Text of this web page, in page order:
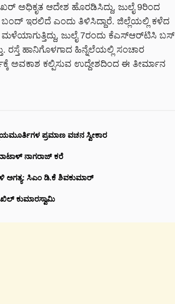
ಅಧಿಕೃತ ಆದೇಶ ಹೊರಡಿಸಿದ್ದು, ಜುಲೈ 9ರಿಂದ
ಬಂದ್ ಇರಲಿದೆ ಎಂದು ತಿಳಿಸಿದ್ದಾರೆ. ಜಿಲ್ಲೆಯಲ್ಲಿ ಕಳೆದ
ಜುಲೈ 7ರಂದು ಕೆಎಸ್‌ಆರ್‌ಟಿಸಿ ಬಸ್
ರಸ್ತೆ ಹಾನಿಗೊಳಗಾದ ಹಿನ್ನೆಲೆಯಲ್ಲಿ ಸಂಚಾರ
ಅವಕಾಶ ಕಲ್ಪಿಸುವ ಉದ್ದೇಶದಿಂದ ಈ ತೀರ್ಮಾನ
ಪ್ರಮಾಣ ವಚನ ಸ್ವೀಕಾರ
ನಾಗರಾಜ್ ಕರೆ
ಅಗತ್ಯ: ಸಿಎಂ ಡಿ.ಕೆ ಶಿವಕುಮಾರ್
ಕುಮಾರಸ್ವಾಮಿ